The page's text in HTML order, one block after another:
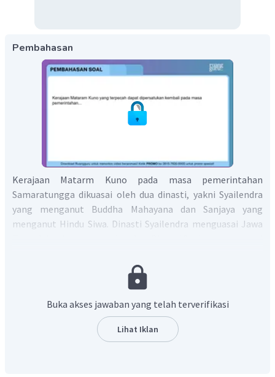
Pembahasan
Kerajaan Matarm Kuno pada masa pemerintahan
Samaratungga dikuasai oleh dua dinasti, yakni Syailendra
yang menganut Buddha Mahayana dan Sanjaya yang
menganut Hindu Siwa. Dinasti Syailendra menguasai Jawa
menikahkan putrinya, yakni Pramodhawardhani dengan
Rakai Pikatan, penguasa dari Dinasti Sanjaya pada 832 M.
Akan tetapi, pengaruh Rakai Pikatan lebih kuat sehingga ia
menjadi penguasa tunggal setelah kematian Raja
Buka akses jawaban yang telah terverifikasi
Lihat Iklan